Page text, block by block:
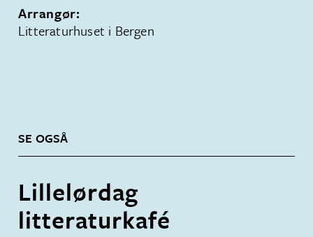
Arrangør:
Litteraturhuset i Bergen
SE OGSÅ
Lillelørdag
litteraturkafé